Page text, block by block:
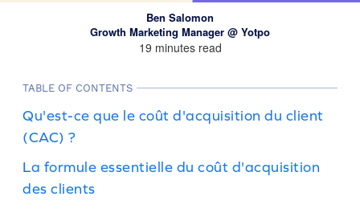
Ben Salomon
Growth Marketing Manager @ Yotpo
19 minutes read
TABLE OF CONTENTS
Qu'est-ce que le coût d'acquisition du client
(CAC) ?
La formule essentielle du coût d'acquisition
des clients